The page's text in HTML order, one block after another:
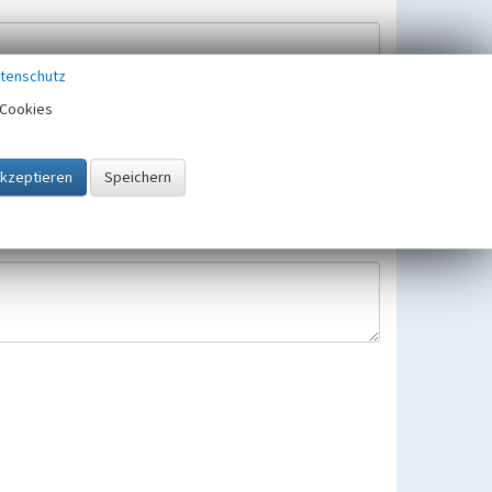
gespeichert und verwendet.
gültigen Europäischen